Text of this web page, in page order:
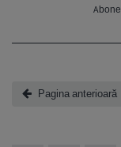
Pagina anterioară